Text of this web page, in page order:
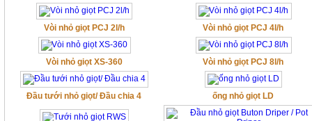
Vòi nhỏ giọt PCJ 2l/h Vòi nhỏ giọt PCJ 4l/h
Vòi nhỏ giọt XS-360 Vòi nhỏ giọt PCJ 8l/h
Đầu tưới nhỏ giọt/ Đầu chia 4 ống nhỏ giọt LD